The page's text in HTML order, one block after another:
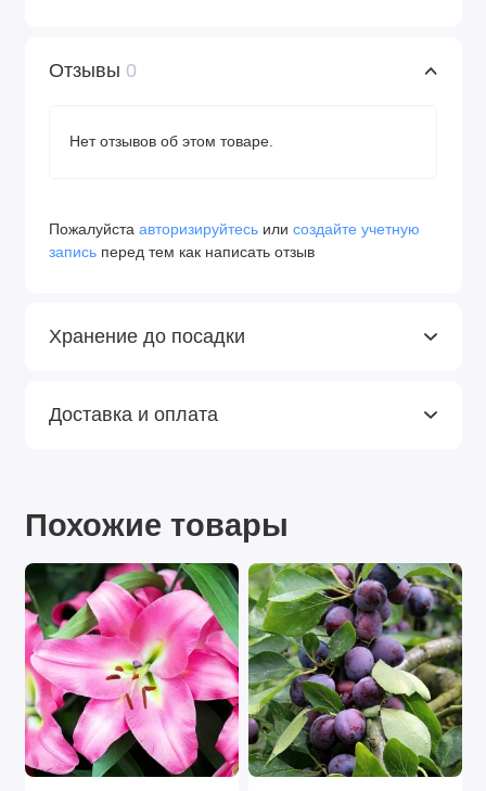
Отзывы 0
Нет отзывов об этом товаре.
Пожалуйста авторизируйтесь или создайте учетную
запись перед тем как написать отзыв
Хранение до посадки
Доставка и оплата
Похожие товары